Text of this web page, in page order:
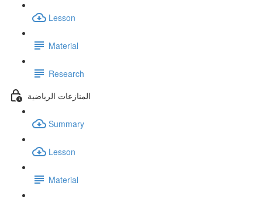
Lesson
Material
Research
المنازعات الرياضية
Summary
Lesson
Material